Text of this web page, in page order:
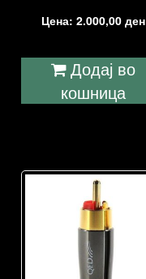
Цена:2.000,00ден
Додај во
кошница